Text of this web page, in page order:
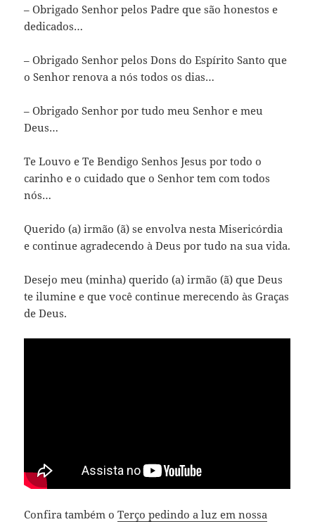
– Obrigado Senhor pelos Padre que são honestos e
dedicados…
– Obrigado Senhor pelos Dons do Espírito Santo que
o Senhor renova a nós todos os dias…
– Obrigado Senhor por tudo meu Senhor e meu
Deus…
Te Louvo e Te Bendigo Senhos Jesus por todo o
carinho e o cuidado que o Senhor tem com todos
nós…
Querido (a) irmão (ã) se envolva nesta Misericórdia
e continue agradecendo à Deus por tudo na sua vida.
Desejo meu (minha) querido (a) irmão (ã) que Deus
te ilumine e que você continue merecendo às Graças
de Deus.
Confira também oTerço pedindo a luz em nossa